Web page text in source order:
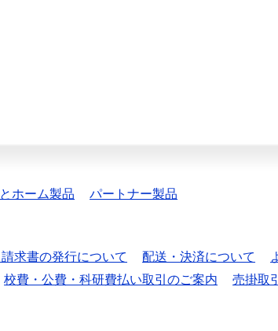
ホーム製品 パートナー製品
求書の発行について 配送・決済について
校費・公費・科研費払い取引のご案内 売掛取